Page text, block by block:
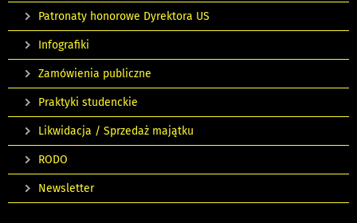
Patronaty honorowe Dyrektora US
Infografiki
Zamówienia publiczne
Praktyki studenckie
Likwidacja / Sprzedaż majątku
RODO
Newsletter